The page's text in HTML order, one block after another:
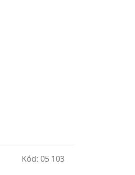
Kód: 05 103